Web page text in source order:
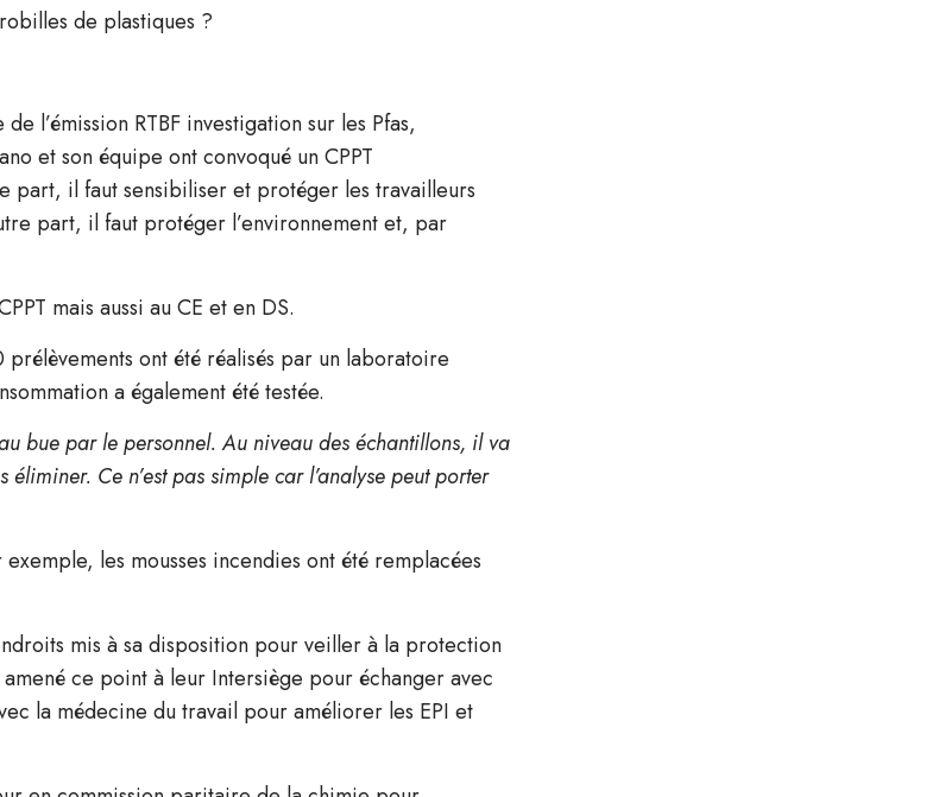
de plastiques ?
l’émission RTBF investigation sur les Pfas,
et son équipe ont convoqué un CPPT
part, il faut sensibiliser et protéger les travailleurs
part, ilfaut protéger l’environnement et, par
mais aussi au CE et en DS.
ont été réalisés par un laboratoire
a également été testée.
bue par le personnel.Au niveau des échantillons, il va
Ce n’est pas simple car l’analyse peut porter
les mousses incendies ont été remplacées
mis à sa disposition pour veiller à la protection
ce point à leur Intersiège pour échanger avec
la médecine du travail pour améliorer les EPI et